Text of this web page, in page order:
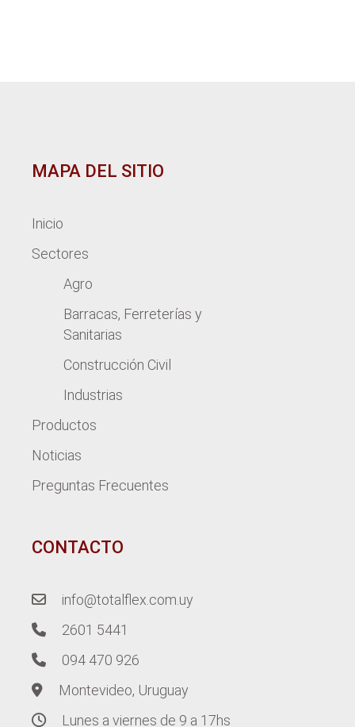
MAPA DEL SITIO
Inicio
Sectores
Agro
Barracas, Ferreterías y
Sanitarias
Construcción Civil
Industrias
Productos
Noticias
Preguntas Frecuentes
CONTACTO
info@totalflex.com.uy
2601 5441
094 470 926
Montevideo, Uruguay
Lunes a viernes de 9 a 17hs